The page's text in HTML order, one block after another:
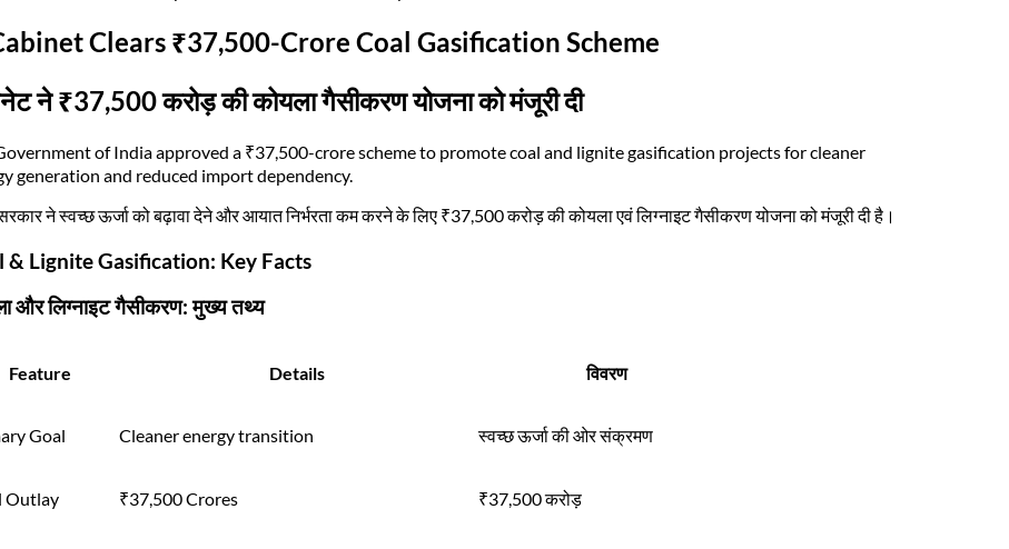
Clears ₹37,500-Crore Coal Gasification Scheme
ने ₹37,500 करोड़ की कोयला गैसीकरण योजना को मंजूरी दी
of India approved a ₹37,500-crore scheme to promote coal and lignite gasification projects for cleaner
generation and reduced import dependency.
ने स्वच्छ ऊर्जा को बढ़ावा देने और आयात निर्भरता कम करने के लिए ₹37,500 करोड़ की कोयला एवं लिग्नाइट गैसीकरण योजना को मंजूरी दी है।
& Lignite Gasification: Key Facts
और लिग्नाइट गैसीकरण: मुख्य तथ्य
Feature Details विवरण
Goal Cleaner energy transition स्वच्छ ऊर्जा की ओर संक्रमण
Outlay ₹37,500 Crores ₹37,500 करोड़